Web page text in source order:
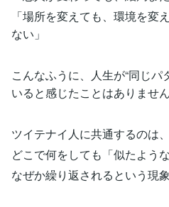
「場所を変えても、環境を変
ない」
こんなふうに、人生が“同じパ
いると感じたことはありませ
ツイテナイ人に共通するのは、
どこで何をしても「似たよう
なぜか繰り返されるという現象